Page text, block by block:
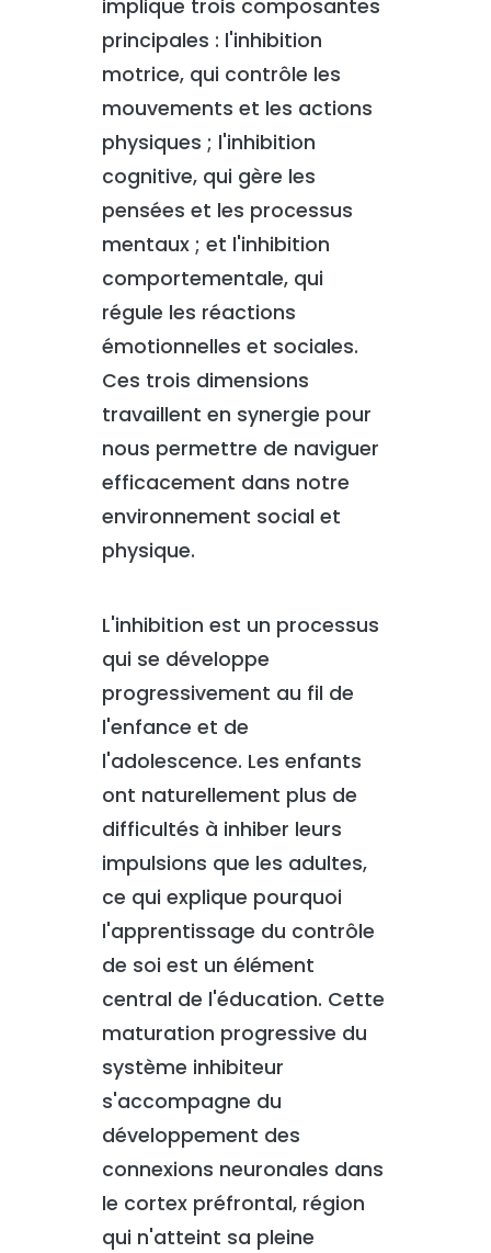
implique trois composantes
principales : l'inhibition
motrice, qui contrôle les
mouvements et les actions
physiques ; l'inhibition
cognitive, qui gère les
pensées et les processus
mentaux ; et l'inhibition
comportementale, qui
régule les réactions
émotionnelles et sociales.
Ces trois dimensions
travaillent en synergie pour
nous permettre de naviguer
efficacement dans notre
environnement social et
physique.
L'inhibition est un processus
qui se développe
progressivement au fil de
l'enfance et de
l'adolescence. Les enfants
ont naturellement plus de
difficultés à inhiber leurs
impulsions que les adultes,
ce qui explique pourquoi
l'apprentissage du contrôle
de soi est un élément
central de l'éducation. Cette
maturation progressive du
système inhibiteur
s'accompagne du
développement des
connexions neuronales dans
le cortex préfrontal, région
qui n'atteint sa pleine